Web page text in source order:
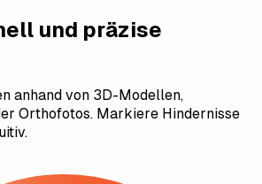
und präzise
anhand von 3D-Modellen,
Orthofotos. Markiere Hindernisse